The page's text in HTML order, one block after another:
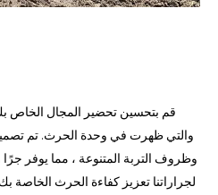
قم بتحسين تحضير المجال الخاص بك
والتي ظهرت في وحدة الحرث. تم
وظروف التربة المتنوعة ، مما يوفر
لجراراتنا تعزيز كفاءة الحرث الخاصة